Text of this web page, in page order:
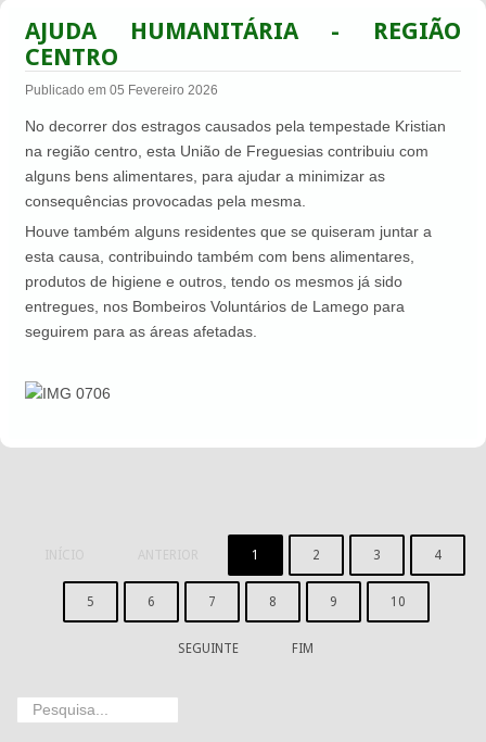
AJUDA HUMANITÁRIA - REGIÃO
CENTRO
Publicado em 05 Fevereiro 2026
No decorrer dos estragos causados pela tempestade Kristian
na região centro, esta União de Freguesias contribuiu com
alguns bens alimentares, para ajudar a minimizar as
consequências provocadas pela mesma.
Houve também alguns residentes que se quiseram juntar a
esta causa, contribuindo também com bens alimentares,
produtos de higiene e outros, tendo os mesmos já sido
entregues, nos Bombeiros Voluntários de Lamego para
seguirem para as áreas afetadas.
1 2 3 4
5 6 7 8 9 10
SEGUINTE FIM